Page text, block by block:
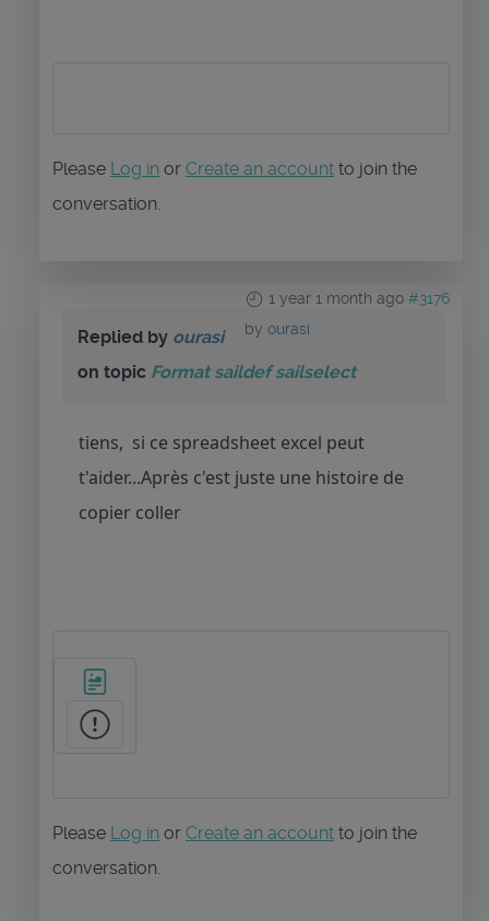
Please Log in or Create an account to join the
conversation.
1 year 1 month ago #3176
by ourasi
Replied by ourasi
on topic Format saildef sailselect
tiens, si ce spreadsheet excel peut
t'aider...Après c'est juste une histoire de
copier coller
Please Log in or Create an account to join the
conversation.